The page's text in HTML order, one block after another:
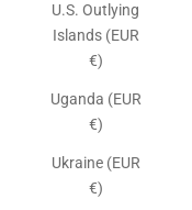
U.S. Outlying
Islands (EUR
€)
Uganda (EUR
€)
Ukraine (EUR
€)